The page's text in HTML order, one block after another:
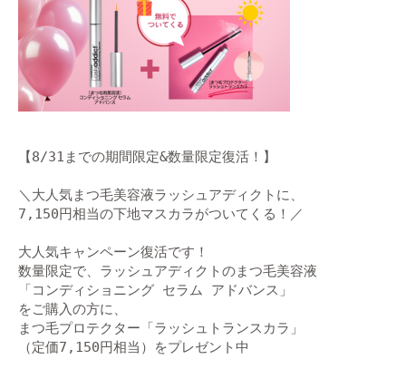
【8/31までの期間限定&数量限定復活！】
＼大人気まつ毛美容液ラッシュアディクトに、
7,150円相当の下地マスカラがついてくる！／
大人気キャンペーン復活です！
数量限定で、ラッシュアディクトのまつ毛美容液
「コンディショニング セラム アドバンス」
をご購入の方に、
まつ毛プロテクター「ラッシュトランスカラ」
（定価7,150円相当）をプレゼント中